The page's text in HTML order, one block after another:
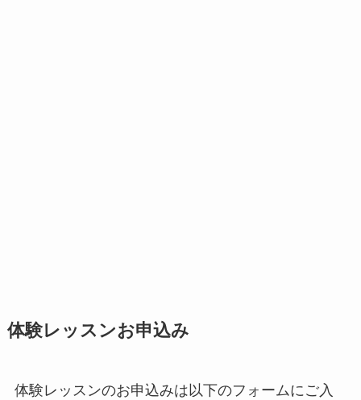
体験レッスンお申込み
体験レッスンのお申込みは以下のフォームにご入